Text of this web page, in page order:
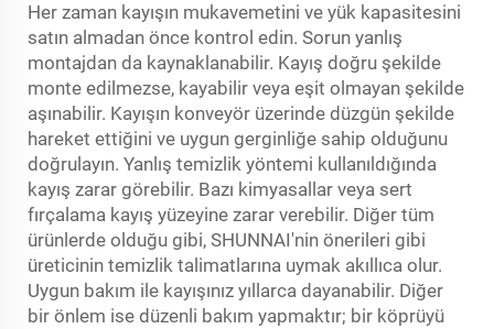
Her zaman kayışın mukavemetini ve yük kapasitesini
satın almadan önce kontrol edin. Sorun yanlış
montajdan da kaynaklanabilir. Kayış doğru şekilde
monte edilmezse, kayabilir veya eşit olmayan şekilde
aşınabilir. Kayışın konveyör üzerinde düzgün şekilde
hareket ettiğini ve uygun gerginliğe sahip olduğunu
doğrulayın. Yanlış temizlik yöntemi kullanıldığında
kayış zarar görebilir. Bazı kimyasallar veya sert
fırçalama kayış yüzeyine zarar verebilir. Diğer tüm
ürünlerde olduğu gibi, SHUNNAI'nin önerileri gibi
üreticinin temizlik talimatlarına uymak akıllıca olur.
Uygun bakım ile kayışınız yıllarca dayanabilir. Diğer
bir önlem ise düzenli bakım yapmaktır; bir köprüyü